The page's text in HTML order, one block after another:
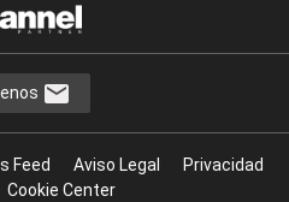
Feed Aviso Legal
Privacidad
Cookie Center